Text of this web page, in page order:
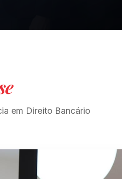
em Direito Bancário